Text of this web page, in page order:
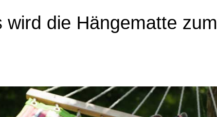
Schlafzimmer
wird die Hängematte zum